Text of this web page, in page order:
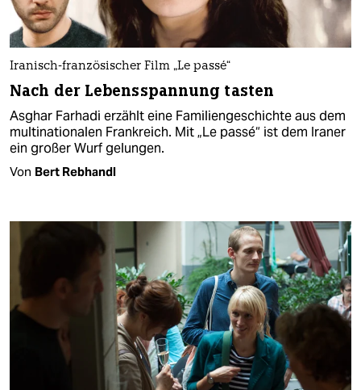
Iranisch-französischer Film „Le passé“
Nach der Lebensspannung tasten
Asghar Farhadi erzählt eine Familiengeschichte aus dem
multinationalen Frankreich. Mit „Le passé“ ist dem Iraner
ein großer Wurf gelungen.
Von Bert Rebhandl